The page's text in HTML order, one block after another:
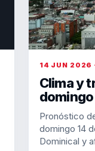
14 JUN 2026
Clima y
domingo
Pronóstico
domingo 14
Dominical y